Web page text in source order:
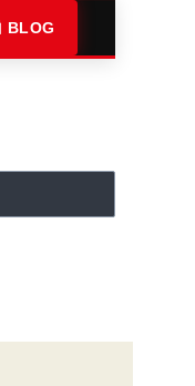
BLOG